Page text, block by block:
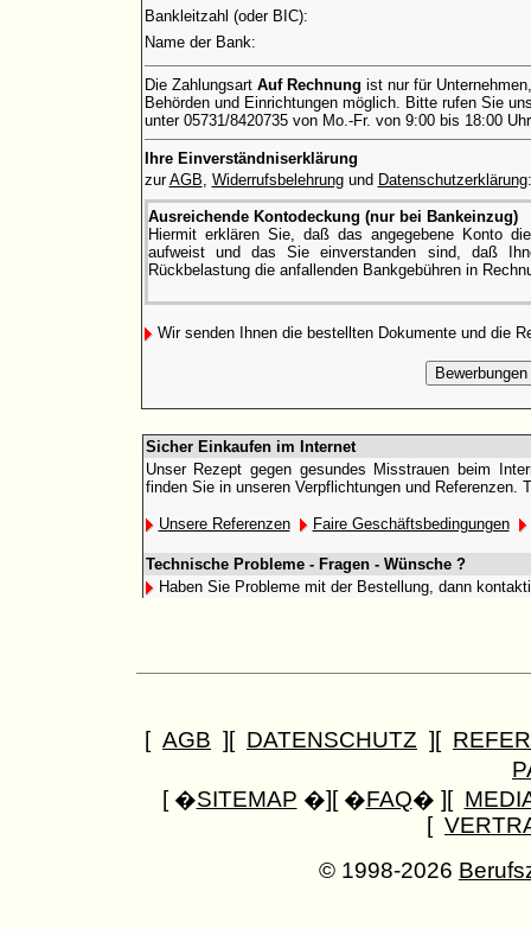
Bankleitzahl (oder BIC):
Name der Bank:
Die Zahlungsart Auf Rechnung ist nur für Unternehmen,
Behörden und Einrichtungen möglich. Bitte rufen Sie
unter 05731/8420735 von Mo.-Fr. von 9:00 bis 18:00
Ihre Einverständniserklärung
zurAGB, Widerrufsbelehrungund Datenschutzerklärung:
Ausreichende Kontodeckung (nur bei Bankeinzug)
Hiermit erklären Sie, daß das angegebene Konto
aufweist und das Sie einverstanden sind, daß
Rückbelastung die anfallenden Bankgebühren in
Wir senden Ihnen die bestellten Dokumente und die
Sicher Einkaufen im Internet
Unser Rezept gegen gesundes Misstrauen beim
finden Sie in unseren Verpflichtungen und Referenzen.
Unsere Referenzen Faire Geschäftsbedingungen
Technische Probleme - Fragen - Wünsche ?
Haben Sie Probleme mit der Bestellung, dann
[ AGB ][ DATENSCHUTZ ][
[ �SITEMAP �][ �FAQ� ][
[
© 1998-2026